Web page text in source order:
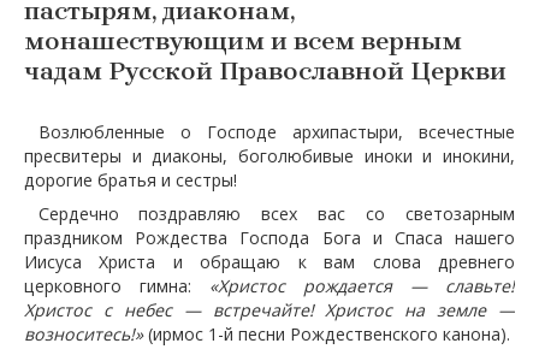
пастырям, диаконам,
монашествующим и всем верным
чадам Русской Православной Церкви
Возлюбленные о Господе архипастыри, всечестные
пресвитеры и диаконы, боголюбивые иноки и инокини,
дорогие братья и сестры!
Сердечно поздравляю всех вас со светозарным
праздником Рождества Господа Бога и Спаса нашего
Иисуса Христа и обращаю к вам слова древнего
церковного гимна: «Христос рождается — славьте!
Христос с небес — встречайте! Христос на земле —
возноситесь!»(ирмос 1-й песни Рождественского канона).